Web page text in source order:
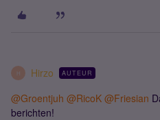
H Hirzo AUTEUR
@Groentjuh @RicoK @Friesian
berichten!